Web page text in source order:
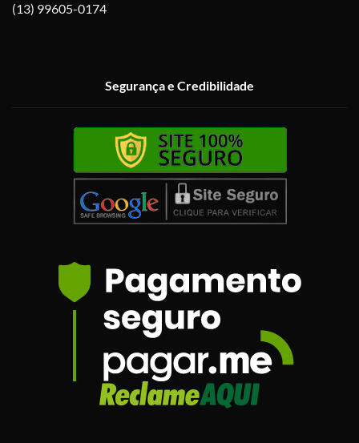
(13) 99605-0174
Segurança e Credibilidade